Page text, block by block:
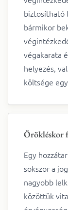
biztosítható
bármikor
végakarata
helyezés,
költsége
Örökléskor
Egy
sokszor a
nagyobb
közöttük